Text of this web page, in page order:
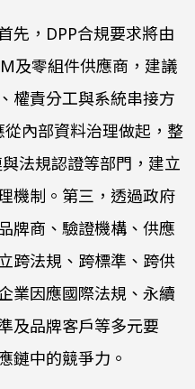
先，DPP合規要求將由
及零組件供應商，建議
權責分工與系統串接方
內部資料治理做起，整
法規認證等部門，建立
機制。第三，透過政府
牌商、驗證機構、供應
跨法規、跨標準、跨供
業因應國際法規、永續
及品牌客戶等多元要
鏈中的競爭力。